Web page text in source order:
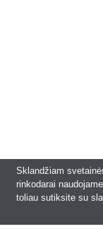
Sklandžiam
rinkodarai
toliau sutiksite su